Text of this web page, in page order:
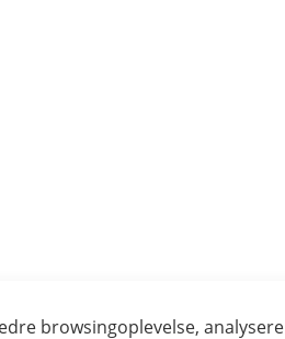
browsingoplevelse, analysere